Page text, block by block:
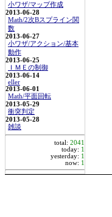
小ワザ/マップ作成
2013-06-28
Math/2次Bスプライン関
数
2013-06-27
小ワザ/アクション/基本
動作
2013-06-25
ＩＭＥの制御
2013-06-14
eller
2013-06-01
Math/平面回転
2013-05-29
衝突判定
2013-05-28
雑談
total: 2041
today: 1
yesterday: 1
now: 1